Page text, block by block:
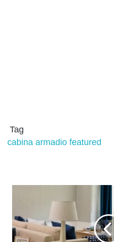
Tag
cabina armadio featured